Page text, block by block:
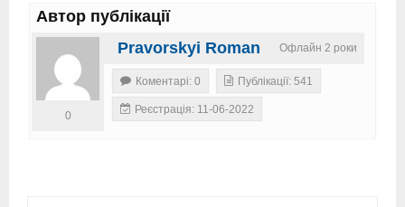
Автор публікації
Офлайн 2 роки
Pravorskyi Roman
0
Коментарі: 0 Публікації: 541
Реєстрація: 11-06-2022